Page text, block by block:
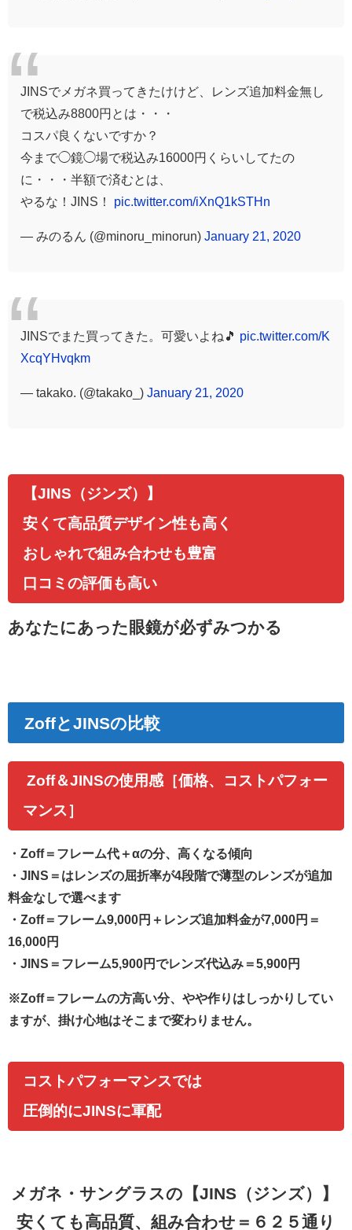
JINSでメガネ買ってきたけけど、レンズ追加料金無し
で税込み8800円とは・・・
コスパ良くないですか？
今まで◯鏡◯場で税込み16000円くらいしてたの
に・・・半額で済むとは、
やるな！JINS！ pic.twitter.com/iXnQ1kSTHn
— みのるん (@minoru_minorun) January 21, 2020
JINSでまた買ってきた。可愛いよね🎵 pic.twitter.com/K
XcqYHvqkm
— takako. (@takako_) January 21, 2020
【JINS（ジンズ）】
安くて高品質デザイン性も高く
おしゃれで組み合わせも豊富
口コミの評価も高い
あなたにあった眼鏡が必ずみつかる
ZoffとJINSの比較
Zoff＆JINSの使用感［価格、コストパフォー
マンス］
・ Zoff＝フレーム代＋αの分、高くなる傾向
・ JINS ＝はレンズの屈折率が4段階で薄型のレンズが追加
料金なしで選べます
・ Zoff＝フレーム9,000円＋レンズ追加料金が7,000円 ＝
16,000円
・ JINS ＝フレーム5,900円でレンズ代込み＝5,900円
※Zoff＝フレームの方高い分、やや作りはしっかりしてい
ますが、掛け心地はそこまで変わりません。
コストパフォーマンスでは
圧倒的にJINSに軍配
メガネ・サングラスの 【JINS（ジンズ）】
安くても高品質、 組み合わせ＝６２５通り